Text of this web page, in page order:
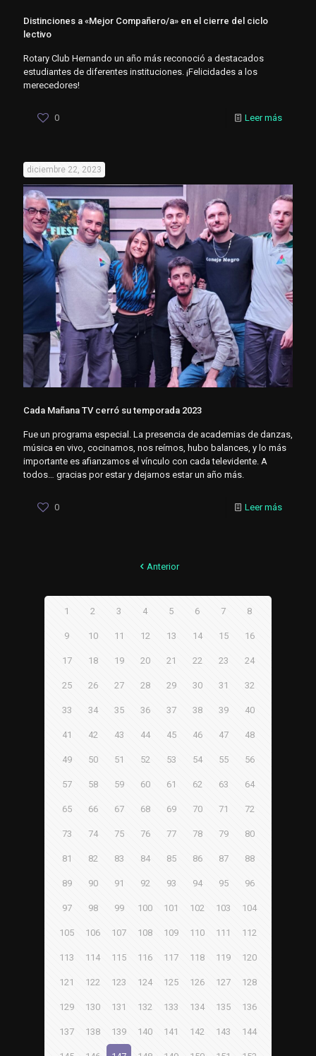
Distinciones a «Mejor Compañero/a» en el cierre del ciclo
lectivo
Rotary Club Hernando un año más reconoció a destacados
estudiantes de diferentes instituciones. ¡Felicidades a los
merecedores!
0 Leer más
diciembre 22, 2023
Cada Mañana TV cerró su temporada 2023
Fue un programa especial. La presencia de academias de danzas,
música en vivo, cocinamos, nos reímos, hubo balances, y lo más
importante es afianzamos el vínculo con cada televidente. A
todos… gracias por estar y dejarnos estar un año más.
0 Leer más
Anterior
1 2 3 4 5 6 7 8
9 10 11 12 13 14 15 16
17 18 19 20 21 22 23 24
25 26 27 28 29 30 31 32
33 34 35 36 37 38 39 40
41 42 43 44 45 46 47 48
49 50 51 52 53 54 55 56
57 58 59 60 61 62 63 64
65 66 67 68 69 70 71 72
73 74 75 76 77 78 79 80
81 82 83 84 85 86 87 88
89 90 91 92 93 94 95 96
97 98 99 100 101 102 103 104
105 106 107 108 109 110 111 112
113 114 115 116 117 118 119 120
121 122 123 124 125 126 127 128
129 130 131 132 133 134 135 136
137 138 139 140 141 142 143 144